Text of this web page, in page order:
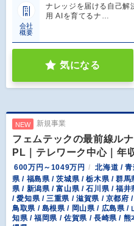
会社
概要
ナレッジを届ける自己
用 AIを育てるナ…
気になる
NEW 新規事業
フェムテックの最前線ル
PL｜テレワーク中心｜年
600万円～1049万円
北海道 /
県 / 福島県 / 茨城県 / 栃木県 / 群馬
県 / 新潟県 / 富山県 / 石川県 / 福
/ 愛知県 / 三重県 / 滋賀県 / 京都府
鳥取県 / 島根県 / 岡山県 / 広島県 /
知県 / 福岡県 / 佐賀県 / 長崎県 /